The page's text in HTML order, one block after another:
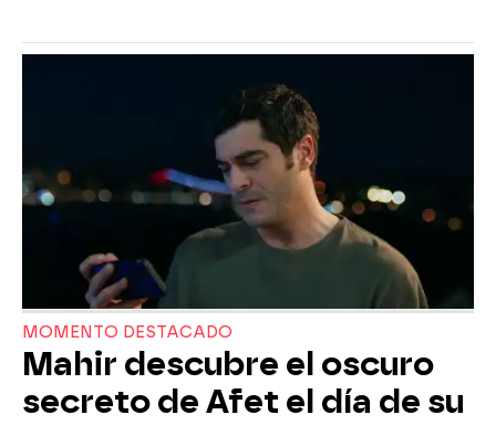
MOMENTO DESTACADO
Mahir descubre el oscuro
secreto de Afet el día de su